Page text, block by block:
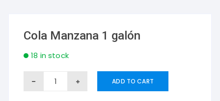
Cola Manzana 1 galón
18 in stock
Cola
ADD TO CART